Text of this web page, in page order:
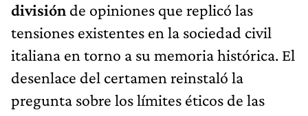
división de opiniones que replicó las
tensiones existentes en la sociedad civil
italiana en torno a su memoria histórica. El
desenlace del certamen reinstaló la
pregunta sobre los límites éticos de las